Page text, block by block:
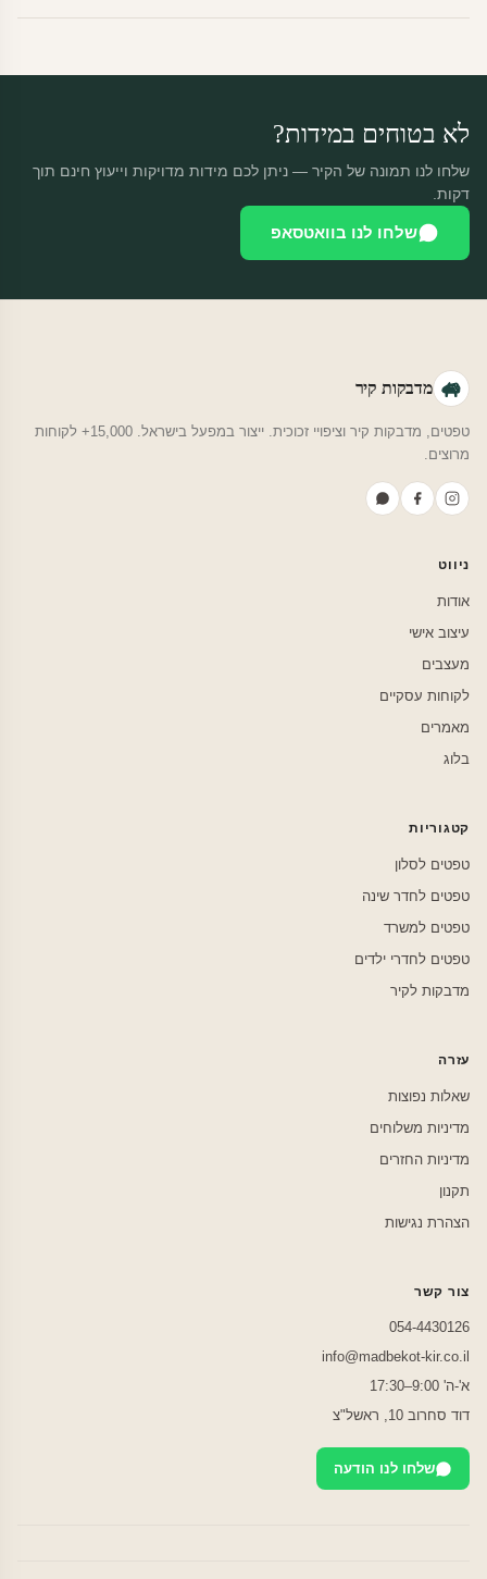
לא בטוחים במידות?
שלחו לנו תמונה של הקיר — ניתן לכם מידות מדויקות וייעוץ חינם תוך
דקות.
שלחו לנו בוואטסאפ
מדבקות קיר
טפטים, מדבקות קיר וציפויי זכוכית. ייצור במפעל בישראל. 15,000+ לקוחות
מרוצים.
ניווט
אודות
עיצוב אישי
מעצבים
לקוחות עסקיים
מאמרים
בלוג
קטגוריות
טפטים לסלון
טפטים לחדר שינה
טפטים למשרד
טפטים לחדרי ילדים
מדבקות לקיר
עזרה
שאלות נפוצות
מדיניות משלוחים
מדיניות החזרים
תקנון
הצהרת נגישות
צור קשר
054-4430126
info@madbekot-kir.co.il
א'-ה' 9:00–17:30
דוד סחרוב 10, ראשל"צ
שלחו לנו הודעה